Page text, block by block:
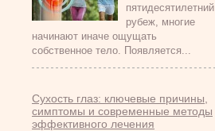
пятидесятилетний
рубеж, многие
начинают иначе ощущать
собственное тело. Появляется...
Сухость глаз: ключевые причины,
симптомы и современные методы
эффективного лечения